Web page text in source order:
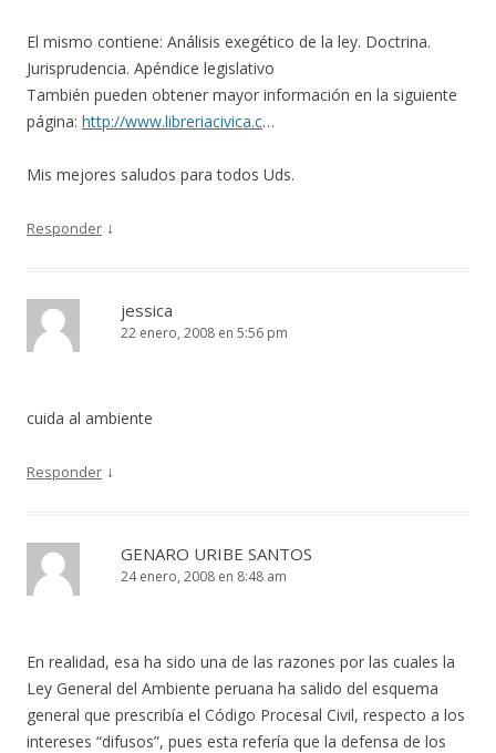
El mismo contiene: Análisis exegético de la ley. Doctrina.
Jurisprudencia. Apéndice legislativo
También pueden obtener mayor información en la siguiente
página: http://www.libreriacivica.c…
Mis mejores saludos para todos Uds.
Responder ↓
jessica
22 enero, 2008 en 5:56 pm
cuida al ambiente
Responder ↓
GENARO URIBE SANTOS
24 enero, 2008 en 8:48 am
En realidad, esa ha sido una de las razones por las cuales la
Ley General del Ambiente peruana ha salido del esquema
general que prescribía el Código Procesal Civil, respecto a los
intereses “difusos”, pues esta refería que la defensa de los